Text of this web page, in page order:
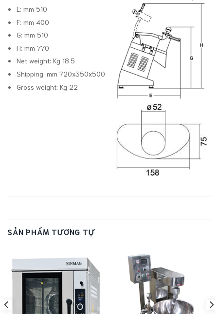
E: mm 510
F: mm 400
G: mm 510
H: mm 770
Net weight: Kg 18.5
Shipping: mm 720x350x500
Gross weight: Kg 22
SẢN PHẨM TƯƠNG TỰ